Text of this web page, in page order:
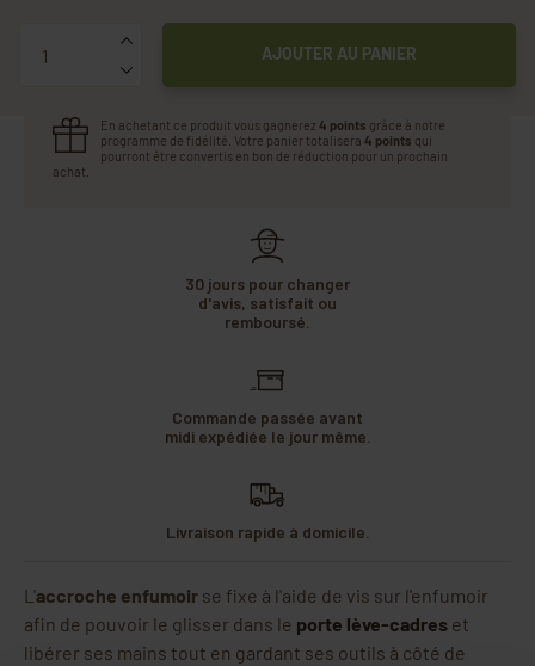
AJOUTER AU PANIER
En achetant ce produit vous gagnerez 4 points grâce à notre
programme de fidélité. Votre panier totalisera 4 points qui
pourront être convertis en bon de réduction pour un prochain
achat.
30 jours pour changer
d'avis, satisfait ou
remboursé.
Commande passée avant
midi expédiée le jour même.
Livraison rapide à domicile.
L'accroche enfumoir se fixe à l'aide de vis sur l'enfumoir
afin de pouvoir le glisser dans le porte lève-cadres et
libérer ses mains tout en gardant ses outils à côté de